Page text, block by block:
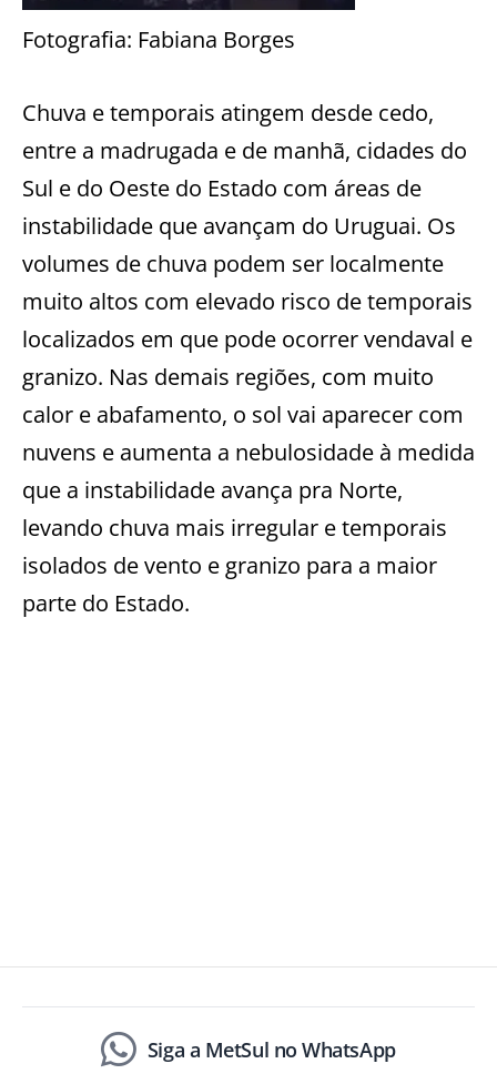
Fotografia: Fabiana Borges
Chuva e temporais atingem desde cedo,
entre a madrugada e de manhã, cidades do
Sul e do Oeste do Estado com áreas de
instabilidade que avançam do Uruguai. Os
volumes de chuva podem ser localmente
muito altos com elevado risco de temporais
localizados em que pode ocorrer vendaval e
granizo. Nas demais regiões, com muito
calor e abafamento, o sol vai aparecer com
nuvens e aumenta a nebulosidade à medida
que a instabilidade avança pra Norte,
levando chuva mais irregular e temporais
isolados de vento e granizo para a maior
parte do Estado.
Siga a MetSul no WhatsApp